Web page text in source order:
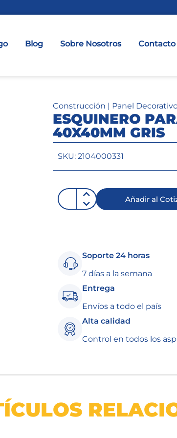
Blog Sobre Nosotros Contacto
Construcción | Panel
ESQUINERO
40X40MM GRIS
SKU: 2104000331
Añadir al
Soporte 24 horas
7 días a la semana
Entrega
Envíos a todo el país
Alta calidad
Control en todos los